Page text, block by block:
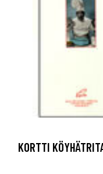
KORTTI